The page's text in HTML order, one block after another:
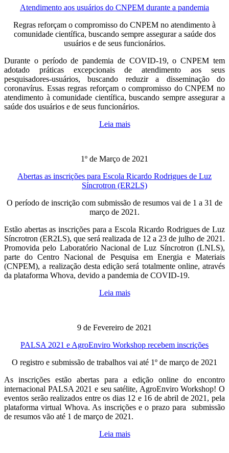
Atendimento aos usuários do CNPEM durante a pandemia
Regras reforçam o compromisso do CNPEM no atendimento à
comunidade científica, buscando sempre assegurar a saúde dos
usuários e de seus funcionários.
Durante o período de pandemia de COVID-19, o CNPEM tem
adotado práticas excepcionais de atendimento aos seus
pesquisadores-usuários, buscando reduzir a disseminação do
coronavírus. Essas regras reforçam o compromisso do CNPEM no
atendimento à comunidade científica, buscando sempre assegurar a
saúde dos usuários e de seus funcionários.
Leia mais
1º de Março de 2021
Abertas as inscrições para Escola Ricardo Rodrigues de Luz
Síncrotron (ER2LS)
O período de inscrição com submissão de resumos vai de 1 a 31 de
março de 2021.
Estão abertas as inscrições para a Escola Ricardo Rodrigues de Luz
Síncrotron (ER2LS), que será realizada de 12 a 23 de julho de 2021.
Promovida pelo Laboratório Nacional de Luz Síncrotron (LNLS),
parte do Centro Nacional de Pesquisa em Energia e Materiais
(CNPEM), a realização desta edição será totalmente online, através
da plataforma Whova, devido a pandemia de COVID-19.
Leia mais
9 de Fevereiro de 2021
PALSA 2021 e AgroEnviro Workshop recebem inscrições
O registro e submissão de trabalhos vai até 1º de março de 2021
As inscrições estão abertas para a edição online do encontro
internacional PALSA 2021 e seu satélite, AgroEnviro Workshop! O
eventos serão realizados entre os dias 12 e 16 de abril de 2021, pela
plataforma virtual Whova. As inscrições e o prazo para submissão
de resumos vão até 1 de março de 2021.
Leia mais